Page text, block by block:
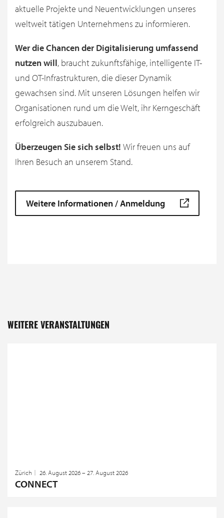
aktuelle Projekte und Neuentwicklungen unseres
weltweit tätigen Unternehmens zu informieren.
Wer die Chancen der Digitalisierung umfassend
nutzen will, braucht zukunftsfähige, intelligente IT-
und OT-Infrastrukturen, die dieser Dynamik
gewachsen sind. Mit unseren Lösungen helfen wir
Organisationen rund um die Welt, ihr Kerngeschäft
erfolgreich auszubauen.
Überzeugen Sie sich selbst! Wir freuen uns auf
Ihren Besuch an unserem Stand.
Weitere Informationen / Anmeldung
WEITERE VERANSTALTUNGEN
Zürich 26. August 2026 – 27. August 2026
CONNECT